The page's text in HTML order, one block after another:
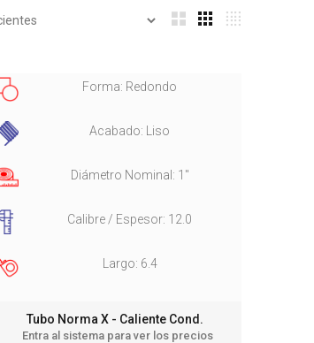
Forma: Redondo
Acabado: Liso
Diámetro Nominal: 1"
Calibre / Espesor: 12.0
Largo: 6.4
Tubo Norma X - Caliente Cond.
Entra al sistema para ver los precios